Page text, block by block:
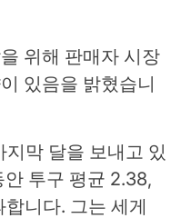
위해 판매자 시장
있음을 밝혔습니
막 달을 보내고 있
투구 평균 2.38,
니다. 그는 세게